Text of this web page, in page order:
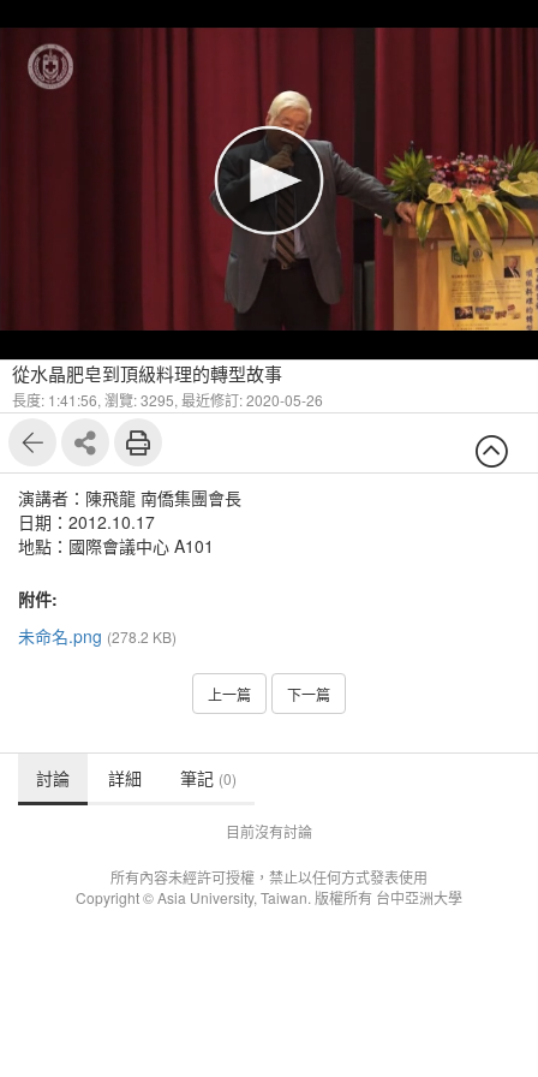
從水晶肥皂到頂級料理的轉型故事
長度: 1:41:56, 瀏覽: 3295, 最近修訂: 2020-05-26
演講者：陳飛龍 南僑集團會長
日期：2012.10.17
地點：國際會議中心 A101
附件:
未命名.png (278.2 KB)
上一篇 下一篇
討論 詳細 筆記 (0)
目前沒有討論
所有內容未經許可授權，禁止以任何方式發表使用
Copyright © Asia University, Taiwan. 版權所有 台中亞洲大學